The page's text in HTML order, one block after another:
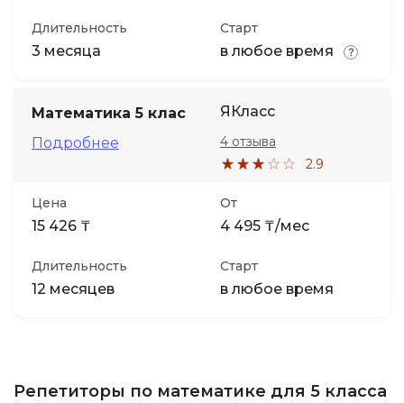
Длительность
3 месяца
Старт
в любое время
Математика 5 клас
Подробнее
ЯКласс
2.9
4 отзыва
Цена
15 426 ₸
От
4 495 ₸/мес
Длительность
12 месяцев
Старт
в любое время
Репетиторы по математике для 5 класса